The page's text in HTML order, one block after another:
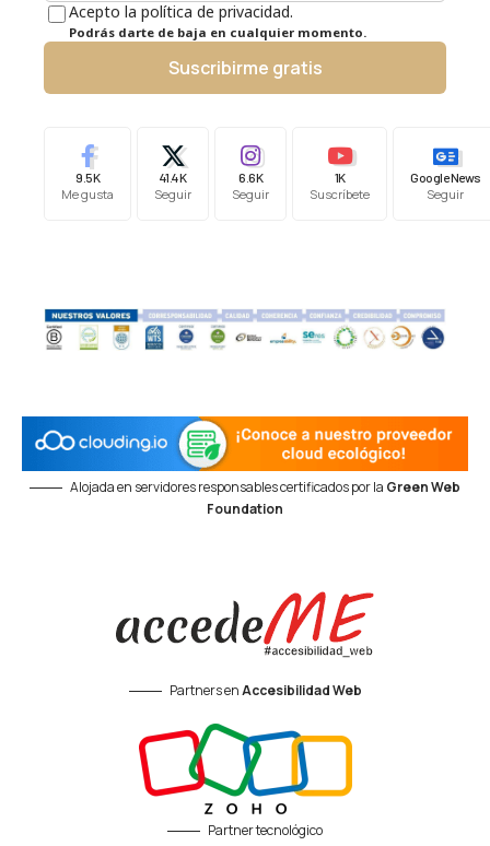
Acepto la política de privacidad.
Podrás darte de baja en cualquier momento.
Suscribirme gratis
9.5K
Me gusta
41.4K
Seguir
6.6K
Seguir
1K
Suscríbete
Google News
Seguir
Alojada en servidores responsables certificados por la Green Web
Foundation
Partners enAccesibilidad Web
Partner tecnológico